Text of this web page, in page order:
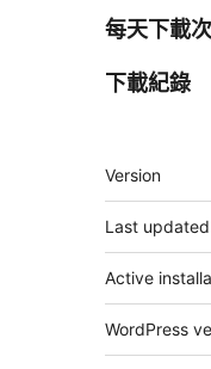
每天下載
下載紀錄
其
它
Version
Last updated
Active
WordPress